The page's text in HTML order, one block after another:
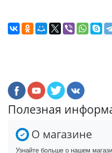
Полезная
О магазине
Узнайте больше о нашем